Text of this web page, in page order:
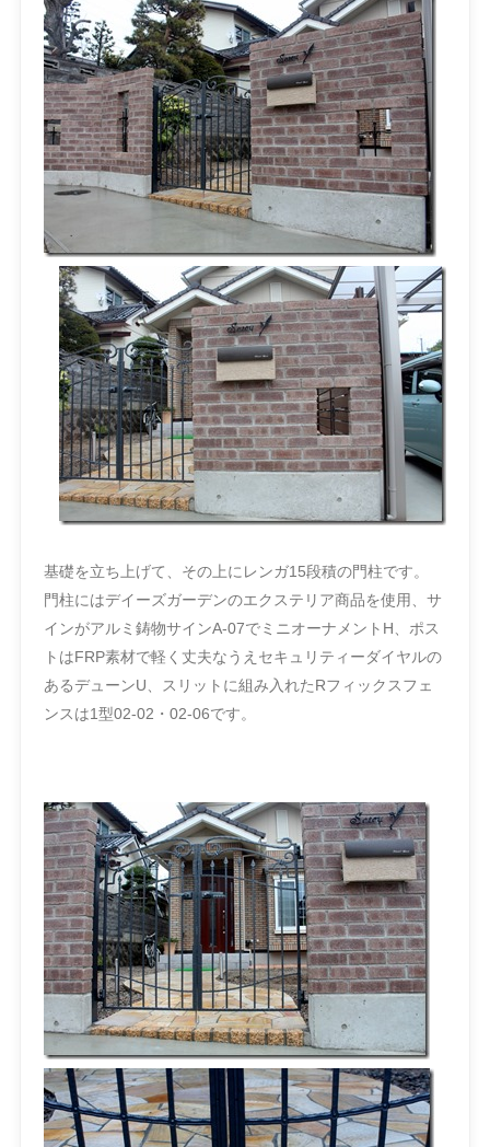
基礎を立ち上げて、その上にレンガ15段積の門柱です。
門柱にはデイーズガーデンのエクステリア商品を使用、サ
インがアルミ鋳物サインA-07でミニオーナメントH、ポス
トはFRP素材で軽く丈夫なうえセキュリティーダイヤルの
あるデューンU、スリットに組み入れたRフィックスフェ
ンスは1型02-02・02-06です。